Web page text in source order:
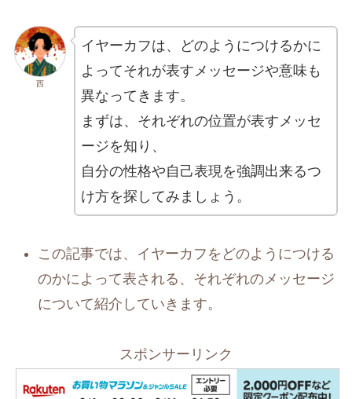
西
イヤーカフは、どのようにつけるかに
よってそれが表すメッセージや意味も
異なってきます。
まずは、それぞれの位置が表すメッセ
ージを知り、
自分の性格や自己表現を強調出来るつ
け方を探してみましょう。
この記事では、イヤーカフをどのようにつける
のかによって表される、それぞれのメッセージ
について紹介していきます。
スポンサーリンク